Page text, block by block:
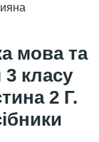
мова та
класу
2 Г.